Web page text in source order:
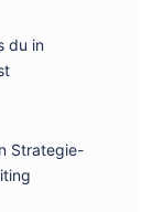
du in
Strategie-